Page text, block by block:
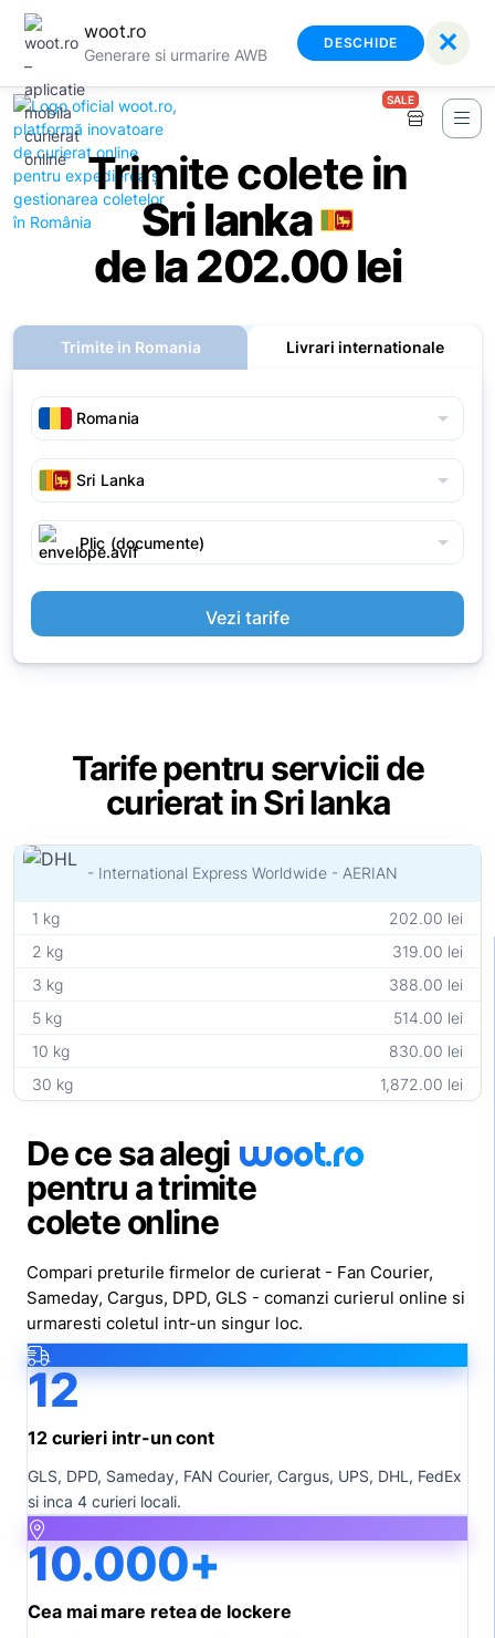
woot.ro
Generare si urmarire AWB
DESCHIDE ✕
SALE
Trimite colete in
Sri lanka
de la 202.00 lei
Trimite in Romania Livrari internationale
arrow_drop_down
arrow_drop_down
Plic (documente) arrow_drop_down
Vezi tarife
Tarife pentru servicii de
curierat in Sri lanka
- International Express Worldwide - AERIAN
1 kg
202.00 lei
2 kg
319.00 lei
3 kg
388.00 lei
5 kg
514.00 lei
10 kg
830.00 lei
30 kg
1,872.00 lei
De ce sa alegi woot.ro
pentru a trimite
colete online
Compari preturile firmelor de curierat - Fan Courier,
Sameday, Cargus, DPD, GLS - comanzi curierul online si
urmaresti coletul intr-un singur loc.
12
12 curieri intr-un cont
GLS, DPD, Sameday, FAN Courier, Cargus, UPS, DHL, FedEx
si inca 4 curieri locali.
10.000+
Cea mai mare retea de lockere